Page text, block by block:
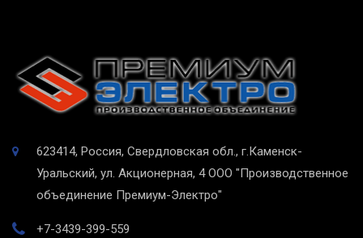
623414, Россия, Свердловская обл., г.Каменск-
Уральский, ул. Акционерная, 4 ООО "Производственное
объединение Премиум-Электро"
+7-3439-399-559